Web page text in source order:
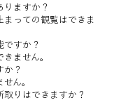
りますか？
っての観覧はできま
ですか？
ません。
か？
ん。
りはできますか？